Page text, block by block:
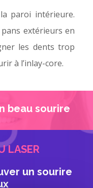
paroi intérieure.
pans extérieurs en
les dents trop
à l’inlay-core.
beau sourire
LASER
un sourire